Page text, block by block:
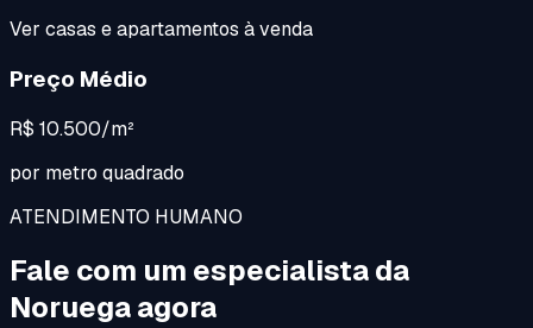
Ver casas e apartamentos à venda
Preço Médio
R$ 10.500/m²
por metro quadrado
ATENDIMENTO HUMANO
Fale com um especialista da
Noruega agora